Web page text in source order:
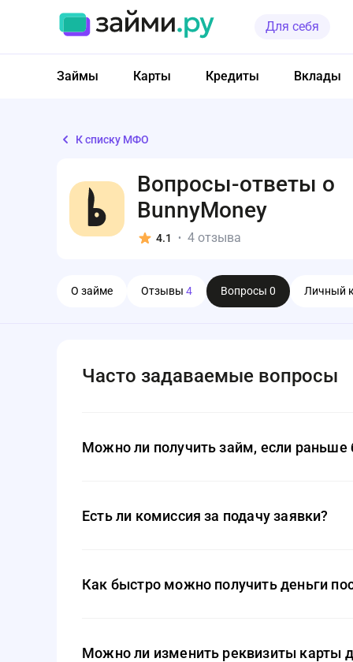
Для себя
Займы Карты Кредиты Вклады
К списку МФО
Вопросы-ответы о
BunnyMoney
4.1 • 4 отзыва
О займе Отзывы 4 Вопросы 0 Личный
Часто задаваемые вопросы
Можно ли получить займ, если раньше
Есть ли комиссия за подачу заявки?
Как быстро можно получить деньги
Можно ли изменить реквизиты карты